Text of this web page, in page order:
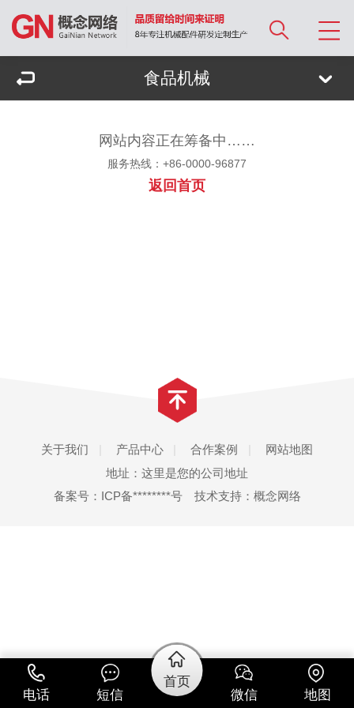
食品机械
网站内容正在筹备中……
服务热线：+86-0000-96877
返回首页
关于我们 产品中心 合作案例
网站地图
地址：这里是您的公司地址
备案号： ICP备********号技术支持： 概念网络
电话 短信
首页
微信
地图